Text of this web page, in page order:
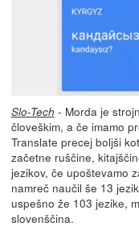
Slo-Tech - Morda je
človeškim, a če imamo
Translate precej boljši
začetne ruščine,
jezikov, če upoštevamo
namreč naučil še 13
uspešno že 103 jezike,
slovenščina.